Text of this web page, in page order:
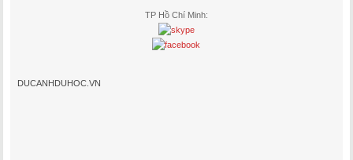
TP Hồ Chí Minh:
DUCANHDUHOC.VN